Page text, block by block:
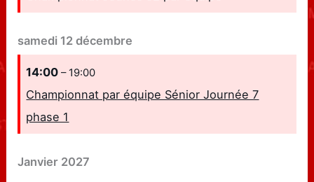
samedi 12 décembre
14:00– 19:00
Championnat par équipe Sénior Journée 7
phase 1
Janvier 2027